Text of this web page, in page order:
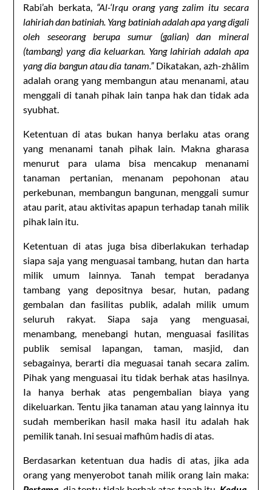
Rabi’ah berkata, “Al-‘Irqu orang yang zalim itu secara
lahiriah dan batiniah. Yang batiniah adalah apa yang digali
oleh seseorang berupa sumur (galian) dan mineral
(tambang) yang dia keluarkan. Yang lahiriah adalah apa
yang dia bangun atau dia tanam.” Dikatakan, azh-zhâlim
adalah orang yang membangun atau menanami, atau
menggali di tanah pihak lain tanpa hak dan tidak ada
syubhat.
Ketentuan di atas bukan hanya berlaku atas orang
yang menanami tanah pihak lain. Makna gharasa
menurut para ulama bisa mencakup menanami
tanaman pertanian, menanam pepohonan atau
perkebunan, membangun bangunan, menggali sumur
atau parit, atau aktivitas apapun terhadap tanah milik
pihak lain itu.
Ketentuan di atas juga bisa diberlakukan terhadap
siapa saja yang menguasai tambang, hutan dan harta
milik umum lainnya. Tanah tempat beradanya
tambang yang depositnya besar, hutan, padang
gembalan dan fasilitas publik, adalah milik umum
seluruh rakyat. Siapa saja yang menguasai,
menambang, menebangi hutan, menguasai fasilitas
publik semisal lapangan, taman, masjid, dan
sebagainya, berarti dia meguasai tanah secara zalim.
Pihak yang menguasai itu tidak berhak atas hasilnya.
Ia hanya berhak atas pengembalian biaya yang
dikeluarkan. Tentu jika tanaman atau yang lainnya itu
sudah memberikan hasil maka hasil itu adalah hak
pemilik tanah. Ini sesuai mafhûm hadis di atas.
Berdasarkan ketentuan dua hadis di atas, jika ada
orang yang menyerobot tanah milik orang lain maka: